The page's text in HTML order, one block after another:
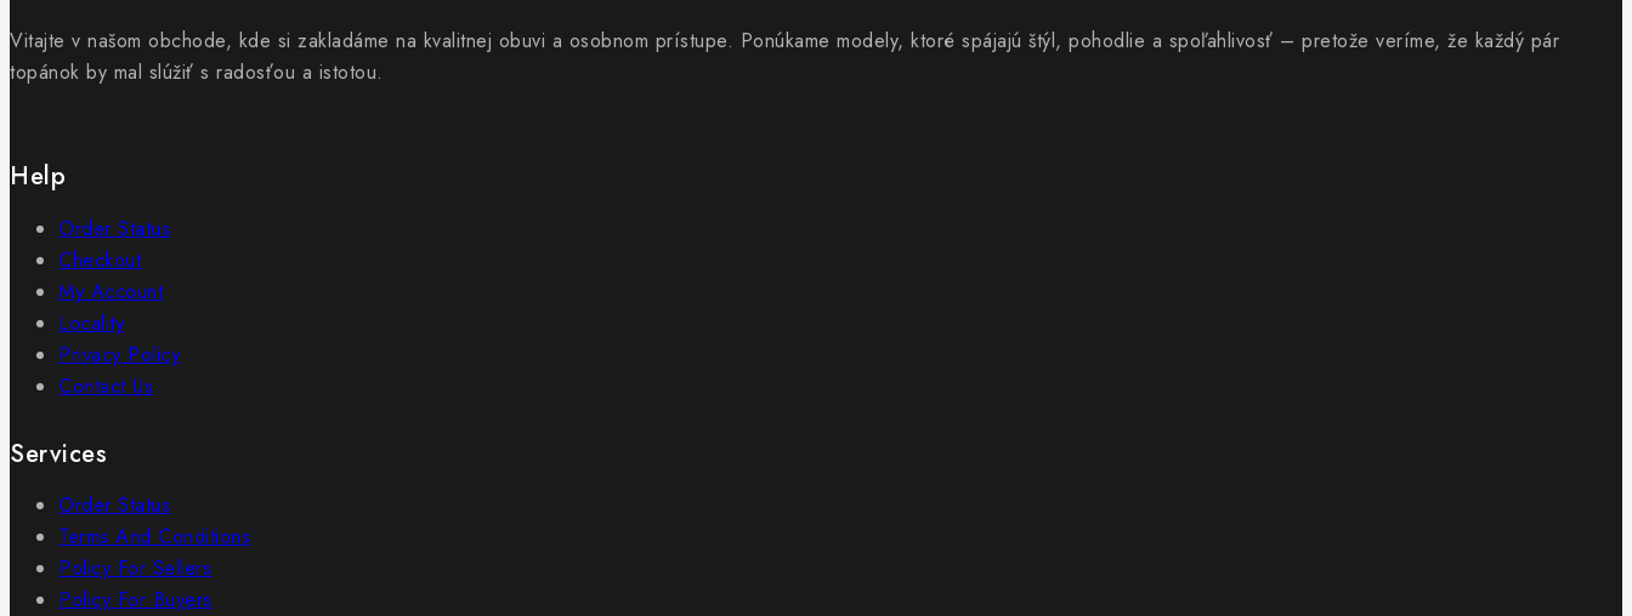
Vitajte v našom obchode, kde si zakladáme na kvalitnej obuvi a osobnom prístupe. Ponúkame modely, ktoré spájajú štýl, pohodlie a spoľahlivosť – pretože veríme, že každý pár
topánok by mal slúžiť s radosťou a istotou.
Help
Order Status
Checkout
My Account
Locality
Privacy Policy
Contact Us
Services
Order Status
Terms And Conditions
Policy For Sellers
Policy For Buyers